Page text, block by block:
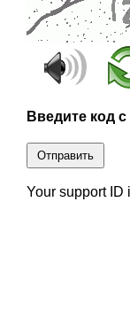
Введите код с
Отправить
Your support ID